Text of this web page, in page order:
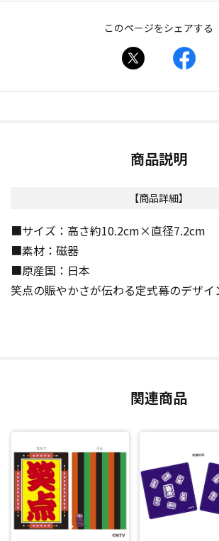
このページをシェアする
商品説明
【商品詳細】
■サイズ：高さ約10.2cm×直径7.2cm
■素材：磁器
■原産国：日本
笑点の賑やかさが伝わる定式幕のデザイ
関連商品